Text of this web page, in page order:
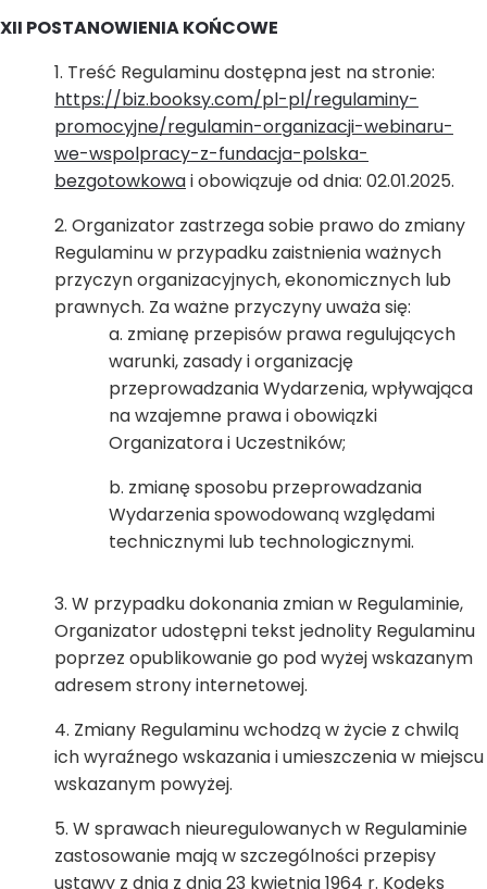
XII POSTANOWIENIA KOŃCOWE
Treść Regulaminu dostępna jest na stronie:
https://biz.booksy.com/pl-pl/regulaminy-
promocyjne/regulamin-organizacji-webinaru-
we-wspolpracy-z-fundacja-polska-
bezgotowkowai obowiązuje od dnia: 02.01.2025.
Organizator zastrzega sobie prawo do zmiany
Regulaminu w przypadku zaistnienia ważnych
przyczyn organizacyjnych, ekonomicznych lub
prawnych. Za ważne przyczyny uważa się:
zmianę przepisów prawa regulujących
warunki, zasady i organizację
przeprowadzania Wydarzenia, wpływająca
na wzajemne prawa i obowiązki
Organizatora i Uczestników;
zmianę sposobu przeprowadzania
Wydarzenia spowodowaną względami
technicznymi lub technologicznymi.
W przypadku dokonania zmian w Regulaminie,
Organizator udostępni tekst jednolity Regulaminu
poprzez opublikowanie go pod wyżej wskazanym
adresem strony internetowej.
Zmiany Regulaminu wchodzą w życie z chwilą
ich wyraźnego wskazania i umieszczenia w miejscu
wskazanym powyżej.
W sprawach nieuregulowanych w Regulaminie
zastosowanie mają w szczególności przepisy
ustawy z dnia z dnia 23 kwietnia 1964 r. Kodeks